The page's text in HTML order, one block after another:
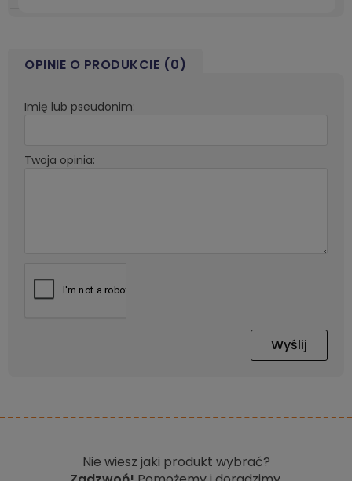
OPINIE O PRODUKCIE (0)
Imię lub pseudonim:
Twoja opinia:
Wyślij
Nie wiesz jaki produkt wybrać?